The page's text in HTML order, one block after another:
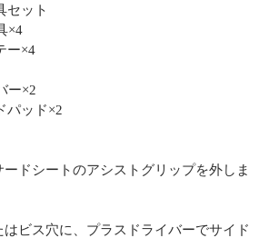
セット
×4
ー×4
ー×2
パッド×2
ドシートのアシストグリップを外しま
ビス穴に、プラスドライバーでサイド